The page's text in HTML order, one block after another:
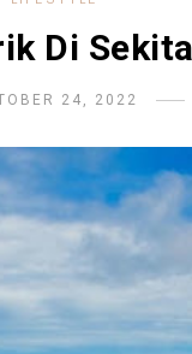
Di
24, 2022